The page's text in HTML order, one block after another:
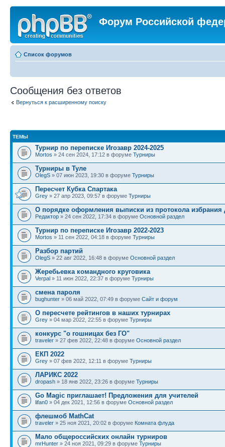
Форум Российской
Список форумов
Сообщения без ответов
Вернуться к расширенному поиску
ТЕМЫ
Турнир по переписке Игозавр 2024-2025
Mortos » 24 сен 2024, 17:12 в форуме Турниры
Турниры в Туле
OlegS » 07 июн 2023, 19:30 в форуме Турниры
Пересчет Кубка Спартака
Grey » 27 апр 2023, 09:57 в форуме Турниры
О порядке оформления выписки из протокола избрания
Редактор » 24 сен 2022, 17:34 в форуме Основной раздел
Турнир по переписке Игозавр 2022-2023
Mortos » 11 сен 2022, 04:18 в форуме Турниры
Разбор партий
OlegS » 22 авг 2022, 16:48 в форуме Основной раздел
Жеребьевка командного круговика
Verpal » 11 июн 2022, 22:37 в форуме Турниры
смена пароля
bughunter » 06 май 2022, 07:49 в форуме Сайт и форум
О пересчете рейтингов в наших турнирах
Grey » 04 мар 2022, 22:55 в форуме Турниры
конкурс "о гошницах без ГО"
traveler » 27 фев 2022, 22:48 в форуме Основной раздел
ЕКП 2022
Grey » 07 фев 2022, 12:11 в форуме Турниры
ЛАРИКС 2022
dropash » 18 янв 2022, 23:26 в форуме Турниры
Go Magic приглашает! Предложения для учителей
lifan0 » 04 дек 2021, 12:56 в форуме Основной раздел
флешмоб MathCat
traveler » 25 ноя 2021, 20:02 в форуме Комната флуда
Мало общероссийских онлайн турниров
mrHunter » 24 ноя 2021, 09:29 в форуме Турниры